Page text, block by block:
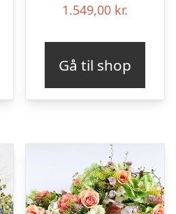
1.549,00 kr.
Gå til shop